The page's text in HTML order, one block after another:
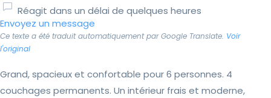
Réagit dans un délai de quelques heures
Envoyez un message
Ce texte a été traduit automatiquement par Google Translate. Voir
l'original
Grand, spacieux et confortable pour 6 personnes. 4
couchages permanents. Un intérieur frais et moderne,